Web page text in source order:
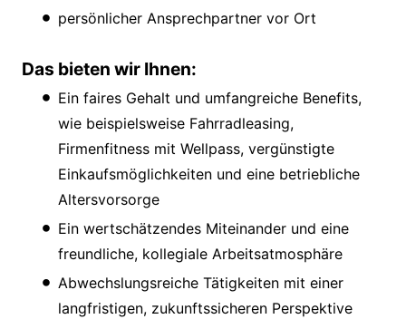
persönlicher Ansprechpartner vor Ort
Das bieten wir Ihnen:
Ein faires Gehalt und umfangreiche Benefits,
wie beispielsweise Fahrradleasing,
Firmenfitness mit Wellpass, vergünstigte
Einkaufsmöglichkeiten und eine betriebliche
Altersvorsorge
Ein wertschätzendes Miteinander und eine
freundliche, kollegiale Arbeitsatmosphäre
Abwechslungsreiche Tätigkeiten mit einer
langfristigen, zukunftssicheren Perspektive